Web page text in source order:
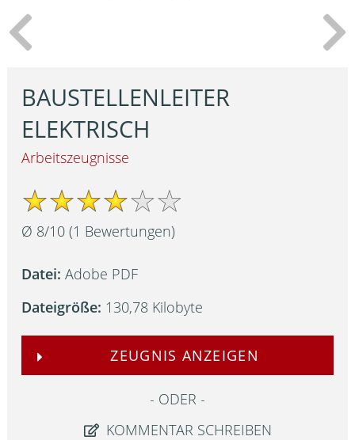
BAUSTELLENLEITER
ELEKTRISCH
Arbeitszeugnisse
Ø 8/10 (1 Bewertungen)
Datei: Adobe PDF
Dateigröße: 130,78 Kilobyte
ZEUGNIS ANZEIGEN
ODER
KOMMENTAR SCHREIBEN